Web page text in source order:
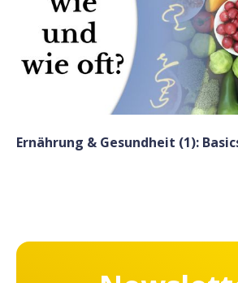
Ernährung & Gesundheit (1):